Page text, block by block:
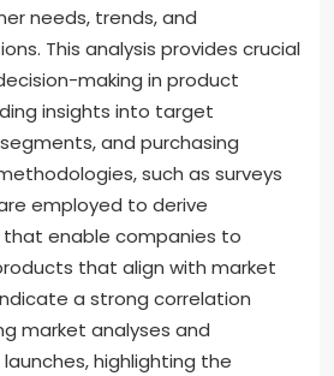
needs, trends, and
This analysis provides crucial
making in product
insights into target
and purchasing
such as surveys
employed to derive
enable companies to
that align with market
a strong correlation
market analyses and
highlighting the